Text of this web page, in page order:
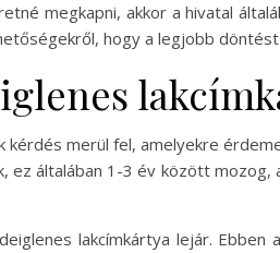
megkapni, akkor a hivatal
hogy a legjobb
merül fel, amelyekre
ez általában 1-3 év között
lakcímkártya lejár.